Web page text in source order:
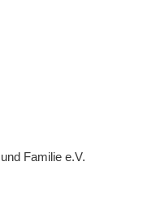
Familie e.V.